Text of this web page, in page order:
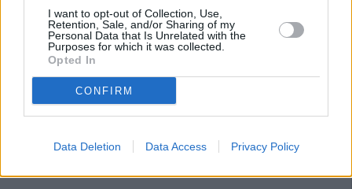
I want to opt-out of Collection, Use,
Retention, Sale, and/or Sharing of my
Personal Data that Is Unrelated with the
Purposes for which it was collected.
Opted In
CONFIRM
Data Deletion Data Access Privacy Policy